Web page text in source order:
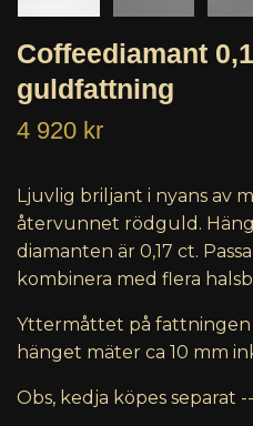
Coffeediamant
guldfattning
4 920 kr
Ljuvlig briljant i nyans av
återvunnet rödguld.
diamanten är 0,17 ct.
kombinera med flera
Yttermåttet på fattningen
hänget mäter ca 10 mm
Obs, kedja köpes separat --